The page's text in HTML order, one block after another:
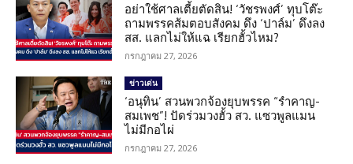
อย่าใช้ศาลเตี้ยตัดสิน! ‘วัชรพงศ์’ ทุบโต๊ะ
ถามพรรคส้มตอบสังคม ดึง ‘ปาล์ม’ ดึงลง
สส. แลกไม่ให้แฉ เรียกฮั้วไหม?
กรกฎาคม 27, 2026
ข่าวเด่น
‘อนุทิน’ สวนพวกจ้องยุบพรรค “รำคาญ-
สมเพช”! ปัดร่วมวงฮั้ว สว. แซวพูลแมน
ไม่มีกอไผ่
กรกฎาคม 27, 2026